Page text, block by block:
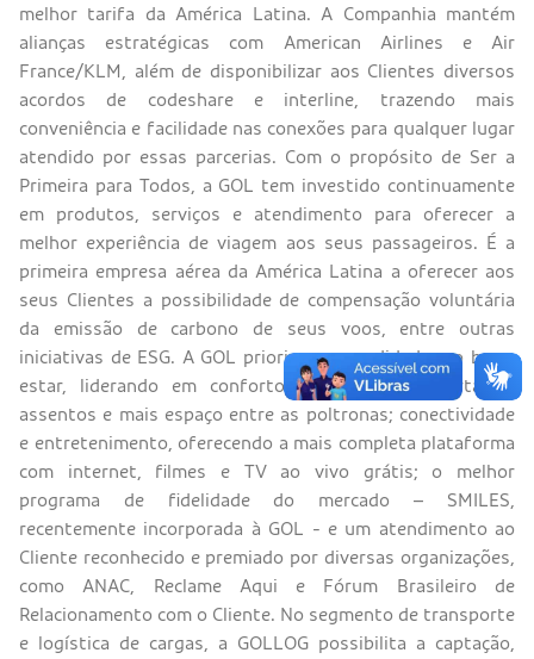
melhor tarifa da América Latina. A Companhia mantém
alianças estratégicas com American Airlines e Air
France/KLM, além de disponibilizar aos Clientes diversos
acordos de codeshare e interline, trazendo mais
conveniência e facilidade nas conexões para qualquer lugar
atendido por essas parcerias. Com o propósito de Ser a
Primeira para Todos, a GOL tem investido continuamente
em produtos, serviços e atendimento para oferecer a
melhor experiência de viagem aos seus passageiros. É a
primeira empresa aérea da América Latina a oferecer aos
seus Clientes a possibilidade de compensação voluntária
da emissão de carbono de seus voos, entre outras
iniciativas de ESG. A GOL prioriza a comodidade e o bem-
estar, liderando em conforto com a maior oferta de
assentos e mais espaço entre as poltronas; conectividade
e entretenimento, oferecendo a mais completa plataforma
com internet, filmes e TV ao vivo grátis; o melhor
programa de fidelidade do mercado – SMILES,
recentemente incorporada à GOL - e um atendimento ao
Cliente reconhecido e premiado por diversas organizações,
como ANAC, Reclame Aqui e Fórum Brasileiro de
Relacionamento com o Cliente. No segmento de transporte
e logística de cargas, a GOLLOG possibilita a captação,